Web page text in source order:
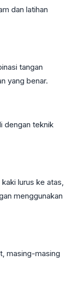
dan latihan
tangan
yang benar.
dengan teknik
lurus ke atas,
menggunakan
masing-masing